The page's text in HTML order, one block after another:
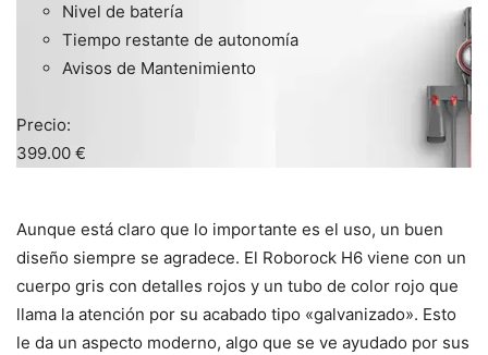
Nivel de batería
Tiempo restante de autonomía
Avisos de Mantenimiento
Precio:
399.00 €
Aunque está claro que lo importante es el uso, un buen
diseño siempre se agradece. El Roborock H6 viene con un
cuerpo gris con detalles rojos y un tubo de color rojo que
llama la atención por su acabado tipo «galvanizado». Esto
le da un aspecto moderno, algo que se ve ayudado por sus